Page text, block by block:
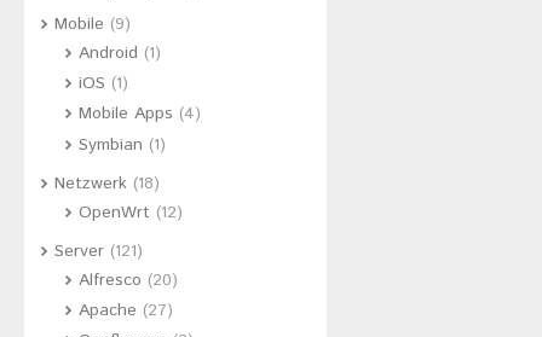
Mobile (9)
Android (1)
iOS (1)
Mobile Apps (4)
Symbian (1)
Netzwerk (18)
OpenWrt (12)
Server (121)
Alfresco (20)
Apache (27)